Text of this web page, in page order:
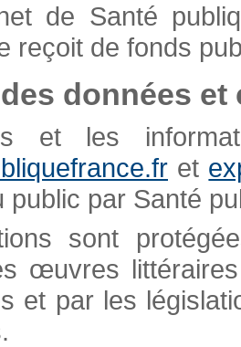
de Santé
reçoit de fonds
données et
et les
et
public par Santé
sont
œuvres
et par les